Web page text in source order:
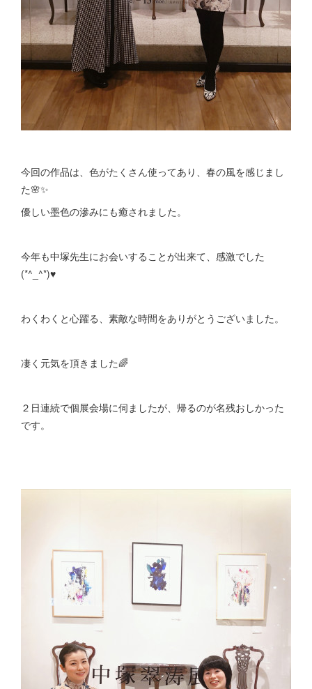
今回の作品は、色がたくさん使ってあり、春の風を感じまし
た🌸✨
優しい墨色の滲みにも癒されました。
今年も中塚先生にお会いすることが出来て、感激でした
(*^_^*)♥
わくわくと心躍る、素敵な時間をありがとうございました。
凄く元気を頂きました🌈
２日連続で個展会場に伺ましたが、帰るのが名残おしかった
です。